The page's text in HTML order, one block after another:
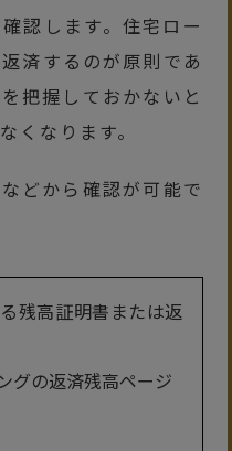
認します。住宅ロー
済するのが原則であ
把握しておかないと
くなります。
どから確認が可能で
残高証明書または返
グの返済残高ページ